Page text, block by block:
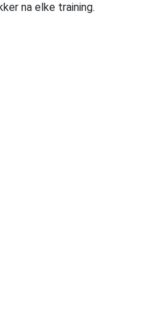
na elke training.